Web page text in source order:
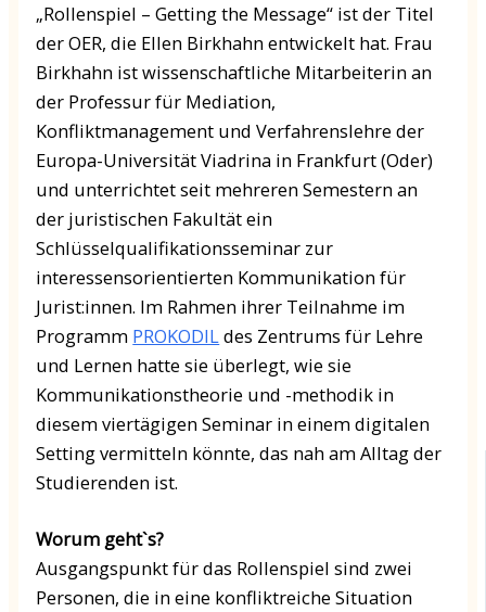
„Rollenspiel – Getting the Message“ ist der Titel
der OER, die Ellen Birkhahn entwickelt hat. Frau
Birkhahn ist wissenschaftliche Mitarbeiterin an
der Professur für Mediation,
Konfliktmanagement und Verfahrenslehre der
Europa-Universität Viadrina in Frankfurt (Oder)
und unterrichtet seit mehreren Semestern an
der juristischen Fakultät ein
Schlüsselqualifikationsseminar zur
interessensorientierten Kommunikation für
Jurist:innen. Im Rahmen ihrer Teilnahme im
Programm PROKODILdes Zentrums für Lehre
und Lernen hatte sie überlegt, wie sie
Kommunikationstheorie und -methodik in
diesem viertägigen Seminar in einem digitalen
Setting vermitteln könnte, das nah am Alltag der
Studierenden ist.
Worum geht`s?
Ausgangspunkt für das Rollenspiel sind zwei
Personen, die in eine konfliktreiche Situation